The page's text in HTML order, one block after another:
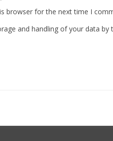
browser for the next time I
and handling of your data by